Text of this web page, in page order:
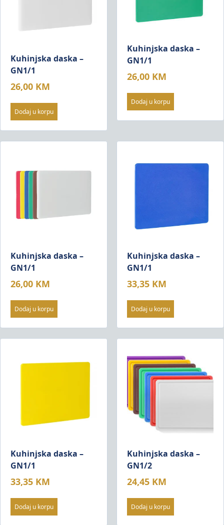
Kuhinjska daska –
GN1/1
26,00 KM
Dodaj u korpu
Kuhinjska daska –
GN1/1
26,00 KM
Dodaj u korpu
Kuhinjska daska –
GN1/1
26,00 KM
Dodaj u korpu
Kuhinjska daska –
GN1/1
33,35 KM
Dodaj u korpu
Kuhinjska daska –
GN1/1
33,35 KM
Dodaj u korpu
Kuhinjska daska –
GN1/2
24,45 KM
Dodaj u korpu